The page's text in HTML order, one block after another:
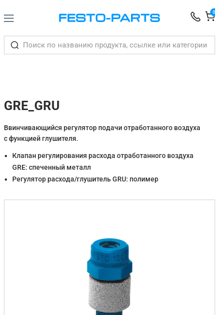
0
GRE_GRU
Ввинчивающийся регулятор подачи отработанного воздуха
с функцией глушителя.
Клапан регулирования расхода отработанного воздуха
GRE: спеченный металл
Регулятор расхода/глушитель GRU: полимер